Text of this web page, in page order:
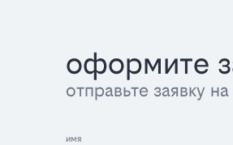
оформите
отправьте заявку
имя